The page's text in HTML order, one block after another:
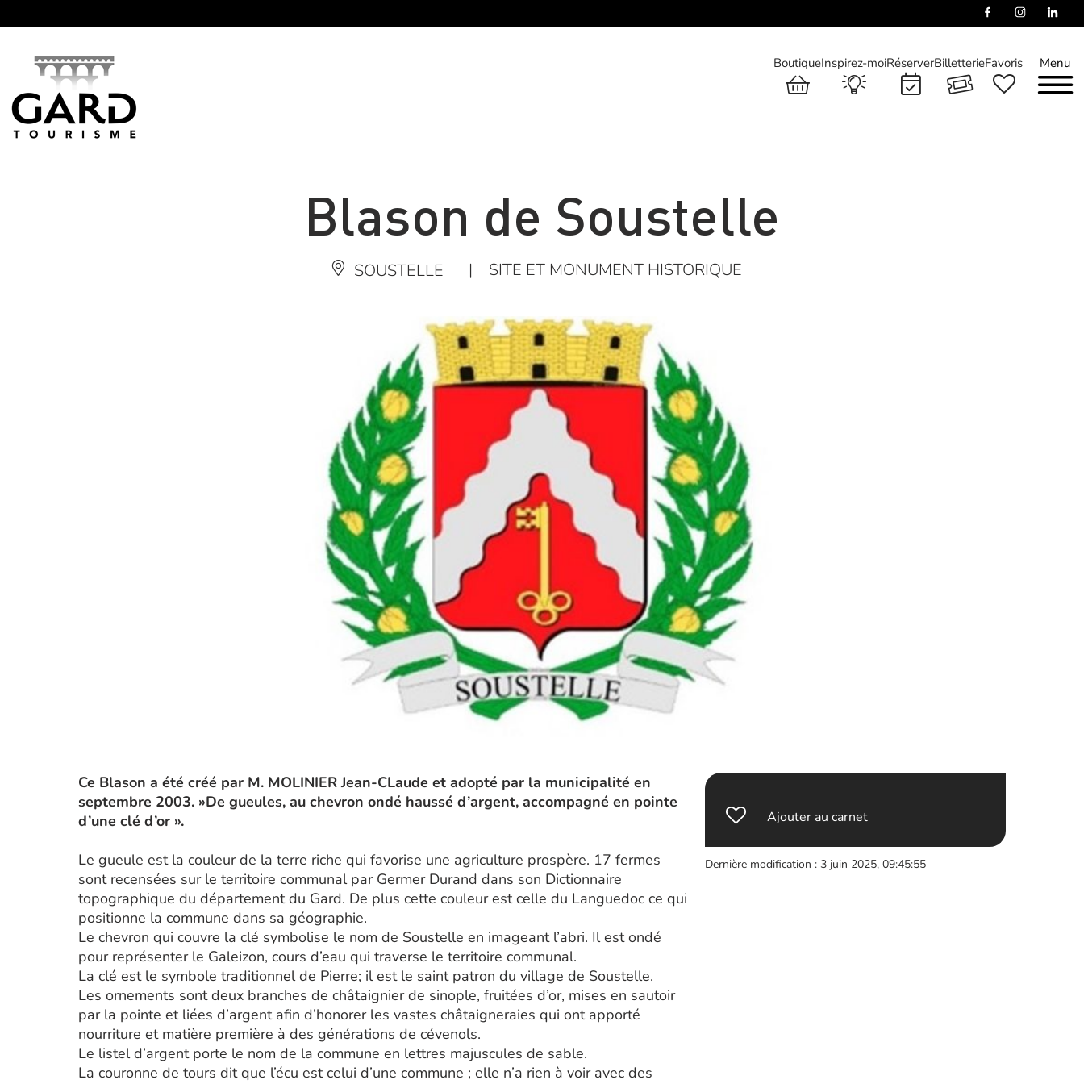
Menu
BoutiqueInspirez-moiRéserverBilletterieFavoris
Blason de Soustelle
SOUSTELLE | SITE ET MONUMENT HISTORIQUE
Ce Blason a été créé par M. MOLINIER Jean-CLaude et adopté par la municipalité en
septembre 2003. »De gueules, au chevron ondé haussé d’argent, accompagné en pointe
d’une clé d’or ».
Le gueule est la couleur de la terre riche qui favorise une agriculture prospère. 17 fermes
sont recensées sur le territoire communal par Germer Durand dans son Dictionnaire
topographique du département du Gard. De plus cette couleur est celle du Languedoc ce qui
positionne la commune dans sa géographie.
Le chevron qui couvre la clé symbolise le nom de Soustelle en imageant l’abri. Il est ondé
pour représenter le Galeizon, cours d’eau qui traverse le territoire communal.
La clé est le symbole traditionnel de Pierre; il est le saint patron du village de Soustelle.
Les ornements sont deux branches de châtaignier de sinople, fruitées d’or, mises en sautoir
par la pointe et liées d’argent afin d’honorer les vastes châtaigneraies qui ont apporté
nourriture et matière première à des générations de cévenols.
Le listel d’argent porte le nom de la commune en lettres majuscules de sable.
La couronne de tours dit que l’écu est celui d’une commune ; elle n’a rien à voir avec des
Ajouter au carnet
Dernière modification : 3 juin 2025, 09:45:55